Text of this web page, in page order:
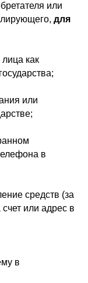
или
для
как
или
в
средств (за
или адрес в
в